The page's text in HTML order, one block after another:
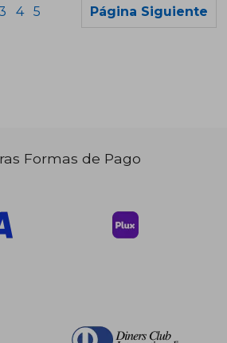
159.52 dcto.
4 5 Página Siguiente
Formas de Pago